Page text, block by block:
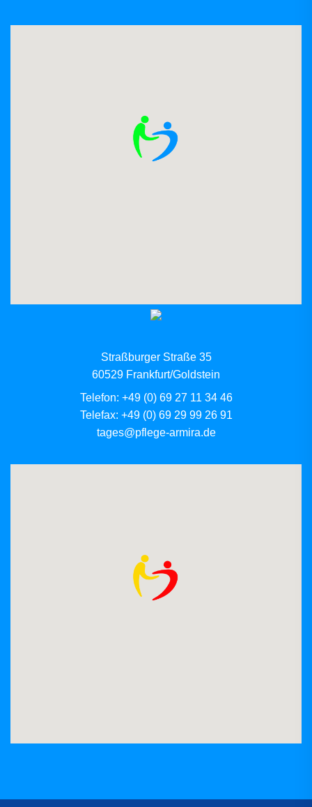
Straßburger Straße 35
60529 Frankfurt/Goldstein
Telefon: +49 (0) 69 27 11 34 46
Telefax: +49 (0) 69 29 99 26 91
tages@pflege-armira.de